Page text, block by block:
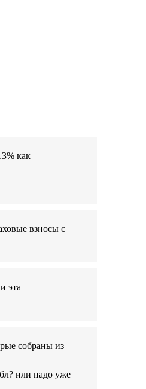
как
взносы с
эта
собраны из
или надо уже